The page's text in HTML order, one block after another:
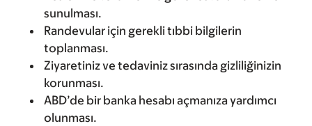
sunulması.
Randevular için gerekli tıbbi bilgilerin
toplanması.
Ziyaretiniz ve tedaviniz sırasında gizliliğinizin
korunması.
ABD’de bir banka hesabı açmanıza yardımcı
olunması.